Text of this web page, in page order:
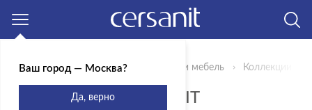
Главная Продукты Сантехника и мебель Коллекции
ПРОДУКЦИЯ CERSANIT
Ваш город — Москва?
Да, верно